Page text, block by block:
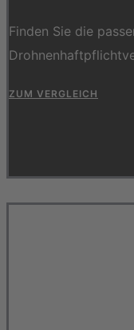
Finden Sie die
ZUM VERGLEICH